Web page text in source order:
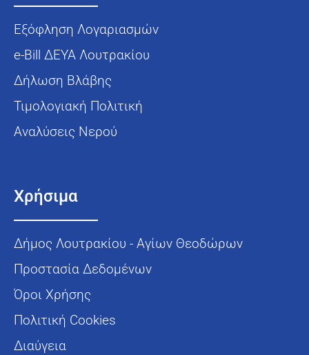
Εξόφληση Λογαριασμών
e-Bill ΔΕΥΑ Λουτρακίου
Δήλωση Βλάβης
Τιμολογιακή Πολιτική
Αναλύσεις Νερού
Χρήσιμα
Δήμος Λουτρακίου - Αγίων Θεοδώρων
Προστασία Δεδομένων
Όροι Χρήσης
Πολιτική Cookies
Διαύγεια